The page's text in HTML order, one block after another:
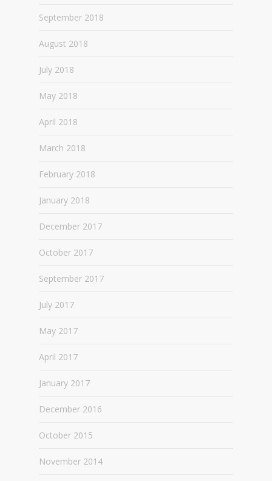
September 2018
August 2018
July 2018
May 2018
April 2018
March 2018
February 2018
January 2018
December 2017
October 2017
September 2017
July 2017
May 2017
April 2017
January 2017
December 2016
October 2015
November 2014